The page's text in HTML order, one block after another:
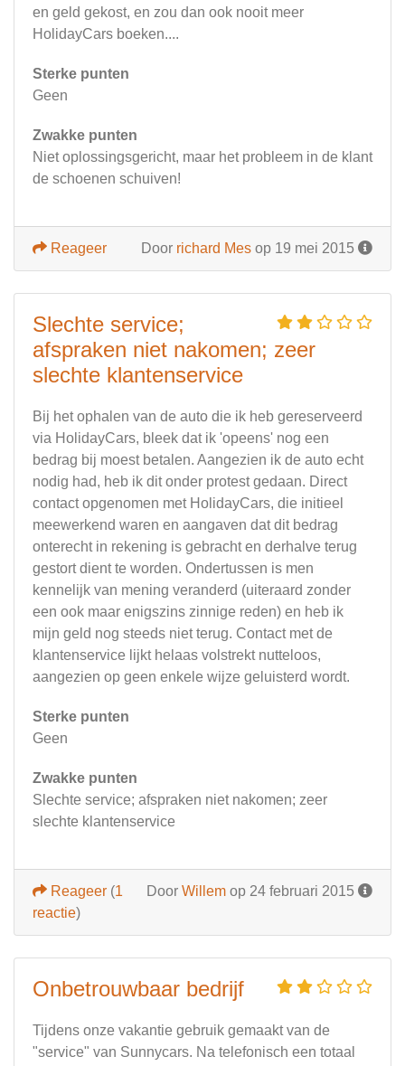
en geld gekost, en zou dan ook nooit meer
HolidayCars boeken....
Sterke punten
Geen
Zwakke punten
Niet oplossingsgericht, maar het probleem in de klant
de schoenen schuiven!
Door richard Mes op 19 mei 2015
Reageer
Slechte service;
afspraken niet nakomen; zeer
slechte klantenservice
Bij het ophalen van de auto die ik heb gereserveerd
via HolidayCars, bleek dat ik 'opeens' nog een
bedrag bij moest betalen. Aangezien ik de auto echt
nodig had, heb ik dit onder protest gedaan. Direct
contact opgenomen met HolidayCars, die initieel
meewerkend waren en aangaven dat dit bedrag
onterecht in rekening is gebracht en derhalve terug
gestort dient te worden. Ondertussen is men
kennelijk van mening veranderd (uiteraard zonder
een ook maar enigszins zinnige reden) en heb ik
mijn geld nog steeds niet terug. Contact met de
klantenservice lijkt helaas volstrekt nutteloos,
aangezien op geen enkele wijze geluisterd wordt.
Sterke punten
Geen
Zwakke punten
Slechte service; afspraken niet nakomen; zeer
slechte klantenservice
Door Willem op 24 februari 2015
Reageer (1
reactie)
Onbetrouwbaar bedrijf
Tijdens onze vakantie gebruik gemaakt van de
"service" van Sunnycars. Na telefonisch een totaal